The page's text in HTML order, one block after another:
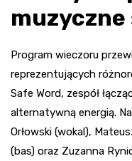
Program wieczoru
reprezentujących
Safe Word, zespół
alternatywną energią.
Orłowski (wokal),
(bas) oraz Zuzanna